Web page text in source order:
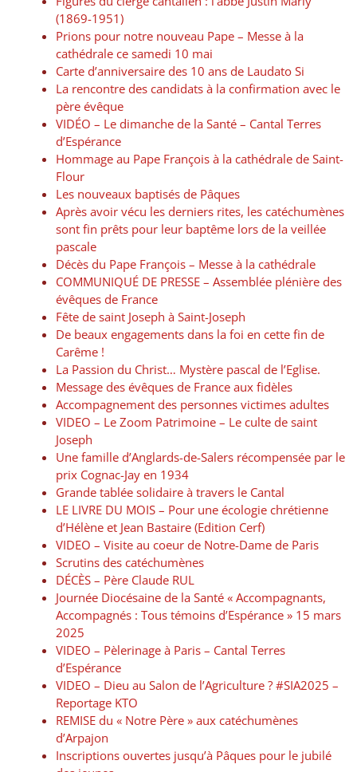
(1869-1951)
Prions pour notre nouveau Pape – Messe à la
cathédrale ce samedi 10 mai
Carte d’anniversaire des 10 ans de Laudato Si
La rencontre des candidats à la confirmation avec le
père évêque
VIDÉO – Le dimanche de la Santé – Cantal Terres
d’Espérance
Hommage au Pape François à la cathédrale de Saint-
Flour
Les nouveaux baptisés de Pâques
Après avoir vécu les derniers rites, les catéchumènes
sont fin prêts pour leur baptême lors de la veillée
pascale
Décès du Pape François – Messe à la cathédrale
COMMUNIQUÉ DE PRESSE – Assemblée plénière des
évêques de France
Fête de saint Joseph à Saint-Joseph
De beaux engagements dans la foi en cette fin de
Carême !
La Passion du Christ… Mystère pascal de l’Eglise.
Message des évêques de France aux fidèles
Accompagnement des personnes victimes adultes
VIDEO – Le Zoom Patrimoine – Le culte de saint
Joseph
Une famille d’Anglards-de-Salers récompensée par le
prix Cognac-Jay en 1934
Grande tablée solidaire à travers le Cantal
LE LIVRE DU MOIS – Pour une écologie chrétienne
d’Hélène et Jean Bastaire (Edition Cerf)
VIDEO – Visite au coeur de Notre-Dame de Paris
Scrutins des catéchumènes
DÉCÈS – Père Claude RUL
Journée Diocésaine de la Santé « Accompagnants,
Accompagnés : Tous témoins d’Espérance » 15 mars
2025
VIDEO – Pèlerinage à Paris – Cantal Terres
d’Espérance
VIDEO – Dieu au Salon de l’Agriculture ? #SIA2025 –
Reportage KTO
REMISE du « Notre Père » aux catéchumènes
d’Arpajon
Inscriptions ouvertes jusqu’à Pâques pour le jubilé